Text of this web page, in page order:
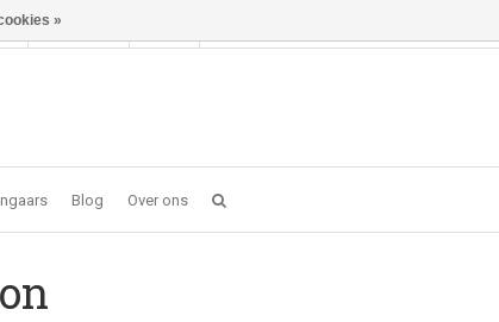
Inloggen
Blog Over ons
»